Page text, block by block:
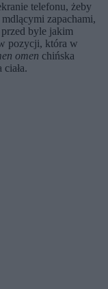
telefonu, żeby
zapachami,
byle jakim
pozycji, która w
omen chińska